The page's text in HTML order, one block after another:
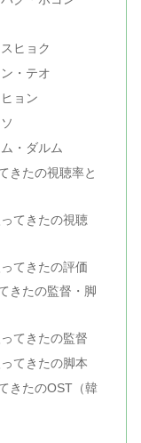
ヒョク
・テオ
ョン
・ダルム
きたの視聴率と
てきたの視聴
てきたの評価
きたの監督・脚
てきたの監督
てきたの脚本
きたのOST（韓